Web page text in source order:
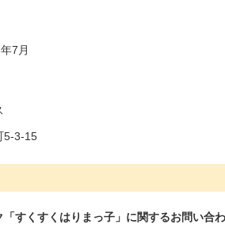
7月
5-3-15
すくすくはりまっ子」に関するお問い合